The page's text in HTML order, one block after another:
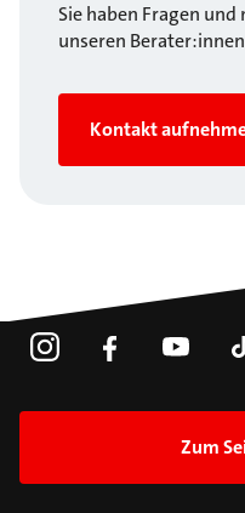
Sie haben Fragen
unseren
Kontakt
Zum